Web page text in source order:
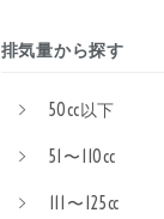
排気量から探す
50cc以下
51〜110cc
111〜125cc